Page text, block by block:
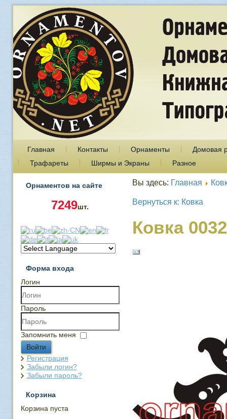
Главная Контакты Орнаменты
Домовая
Трафареты
Ширмы и Экраны Разное
Орнаментов на сайте
7249шт.
Форма входа
Логин
Пароль
Запомнить меня
Войти
Регистрация
Забыли логин?
Забыли пароль?
Корзина
Корзина пуста
Вы здесь: Главная
Вернуться к: Ковка
Ковка 0032